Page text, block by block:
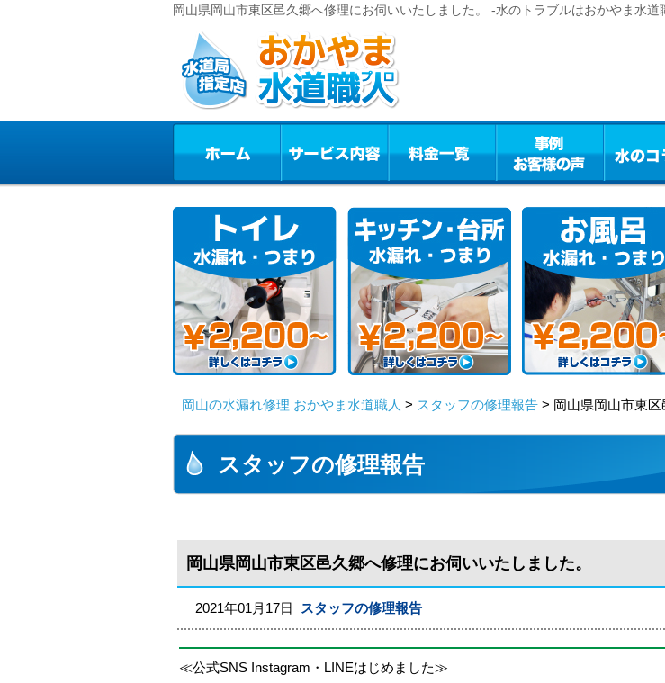
岡山県岡山市東区邑久郷へ修理にお伺いいたしました。 -水のトラブルはおかやま水道
岡山の水漏れ修理 おかやま水道職人 > スタッフの修理報告 > 岡山県岡山市東区
スタッフの修理報告
岡山県岡山市東区邑久郷へ修理にお伺いいたしました。
2021年01月17日 スタッフの修理報告
≪公式SNS Instagram・LINEはじめました≫